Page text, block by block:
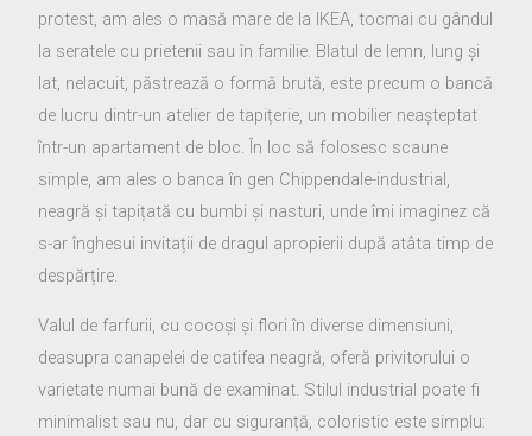
protest, am ales o masă mare de la IKEA, tocmai cu gândul
la seratele cu prietenii sau în familie. Blatul de lemn, lung și
lat, nelacuit, păstrează o formă brută, este precum o bancă
de lucru dintr-un atelier de tapițerie, un mobilier neașteptat
într-un apartament de bloc. În loc să folosesc scaune
simple, am ales o banca în gen Chippendale-industrial,
neagră și tapițată cu bumbi și nasturi, unde îmi imaginez că
s-ar înghesui invitații de dragul apropierii după atâta timp de
despărțire.
Valul de farfurii, cu cocoși și flori în diverse dimensiuni,
deasupra canapelei de catifea neagră, oferă privitorului o
varietate numai bună de examinat. Stilul industrial poate fi
minimalist sau nu, dar cu siguranță, coloristic este simplu: